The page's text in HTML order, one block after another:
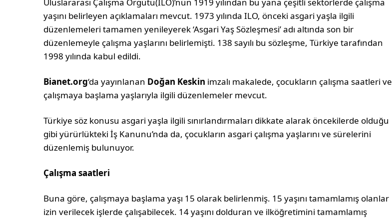
yaşını belirleyen açıklamaları mevcut. 1973 yılında ILO, önceki asgari yaşla ilgili
düzenlemeleri tamamen yenileyerek ‘Asgari Yaş Sözleşmesi’ adı altında son bir
düzenlemeyle çalışma yaşlarını belirlemişti. 138 sayılı bu sözleşme, Türkiye tarafından
1998 yılında kabul edildi.
Bianet.org‘da yayınlanan Doğan Keskin imzalı makalede, çocukların çalışma saatleri ve
çalışmaya başlama yaşlarıyla ilgili düzenlemeler mevcut.
Türkiye söz konusu asgari yaşla ilgili sınırlandırmaları dikkate alarak öncekilerde olduğu
gibi yürürlükteki İş Kanunu’nda da, çocukların asgari çalışma yaşlarını ve sürelerini
düzenlemiş bulunuyor.
Çalışma saatleri
Buna göre, çalışmaya başlama yaşı 15 olarak belirlenmiş. 15 yaşını tamamlamış olanlar
izin verilecek işlerde çalışabilecek. 14 yaşını dolduran ve ilköğretimini tamamlamış